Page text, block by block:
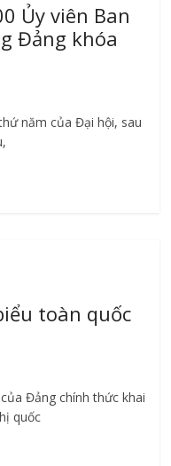
Ủy viên Ban
Đảng khóa
năm của Đại hội, sau
toàn quốc
Đảng chính thức khai
quốc